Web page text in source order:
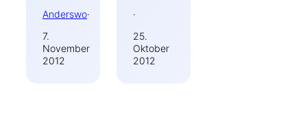
Anderswo·
7.
November
2012
·
25.
Oktober
2012